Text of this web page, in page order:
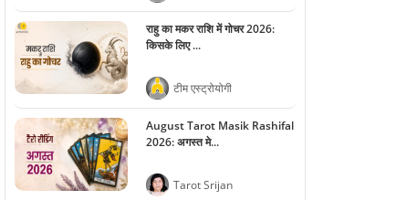
राहु का मकर राशि में गोचर 2026:
किसके लिए ...
टीम एस्ट्रोयोगी
August Tarot Masik Rashifal
2026: अगस्त मे...
Tarot Srijan